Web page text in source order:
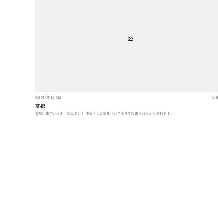
2014年6月2日
京都
京都に来ています！宮武です！ 中西さんに影響されて小学生以来のはんなり旅行です…